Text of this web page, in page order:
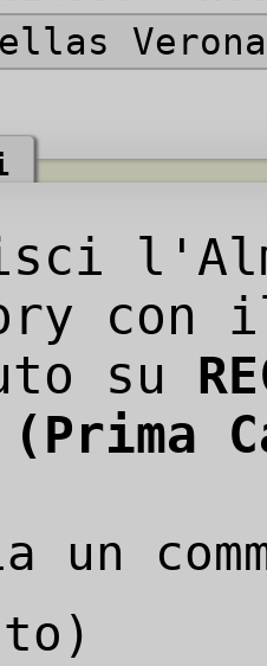
con
su
(Prima
un